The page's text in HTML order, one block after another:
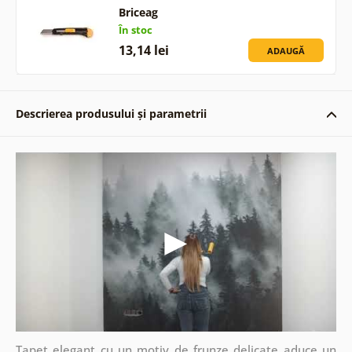
Briceag
În stoc
13,14 lei ADAUGĂ
Descrierea produsului și parametrii